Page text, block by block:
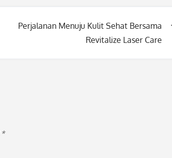
Perjalanan Menuju Kulit Sehat Bersama
Revitalize Laser Care
*